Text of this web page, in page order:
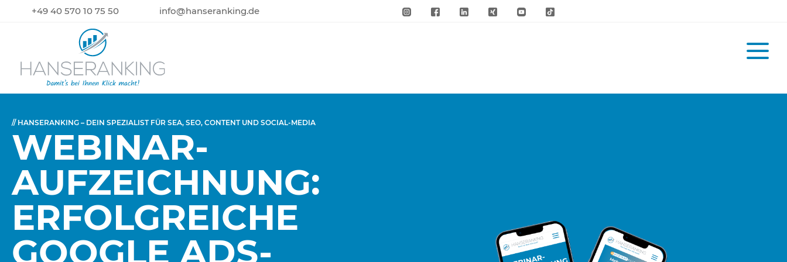
+49 40 570 10 75 50 info@hanseranking.de
// HANSERANKING – DEIN SPEZIALIST FÜR SEA, SEO, CONTENT UND SOCIAL-MEDIA
WEBINAR-
AUFZEICHNUNG:
ERFOLGREICHE
GOOGLE ADS-